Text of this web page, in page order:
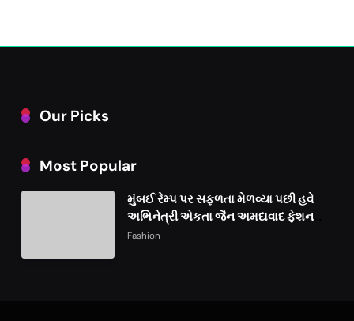
Our Picks
Most Popular
મુંબઈ રેમ્પ પર સફળતા મેળવ્યા પછી હવે
અભિનેત્રી એકતા જૈન અમદાવાદ ફેશન
વીકમાં પોતાની પ્રતિભા પ્રદર્શિત કરશે
Fashion